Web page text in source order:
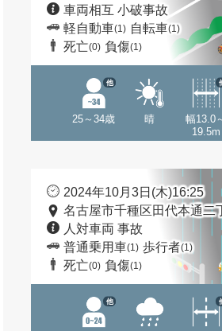
車両相互 小破事故
軽自動車(1) 自転車(1)
死亡(0) 負傷(1)
25～34歳
他
晴
幅13.0
19.5m
2024年10月3日(木)16:25
名古屋市千種区田代本通二
人対車両 事故
普通乗用車(1) 歩行者(1)
死亡(0) 負傷(1)
他